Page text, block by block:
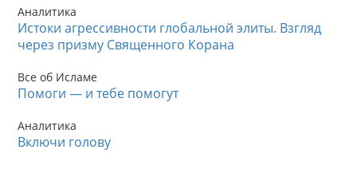
Аналитика
Истоки агрессивности глобальной элиты. Взгляд
через призму Священного Корана
Все об Исламе
Помоги — и тебе помогут
Аналитика
Включи голову